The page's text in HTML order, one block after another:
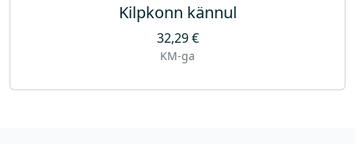
Kilpkonn kännul
32,29€
KM-ga